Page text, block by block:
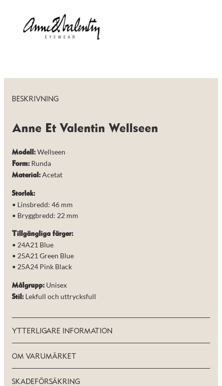
BESKRIVNING
Anne Et Valentin Wellseen
Modell: Wellseen
Form: Runda
Material: Acetat
Storlek:
• Linsbredd: 46 mm
• Bryggbredd: 22 mm
Tillgängliga färger:
• 24A21 Blue
• 25A21 Green Blue
• 25A24 Pink Black
Målgrupp: Unisex
Stil: Lekfull och uttrycksfull
YTTERLIGARE INFORMATION
OM VARUMÄRKET
SKADEFÖRSÄKRING
kommer viss
funktionalitet
att försvinna
Genom att dela
beteende när du
surfar ökar du
personligt
anpassat innehåll
och erbjudanden.